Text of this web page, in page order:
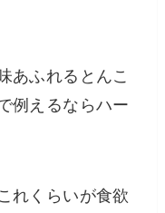
あふれるとんこ
例えるならハー
れくらいが食欲